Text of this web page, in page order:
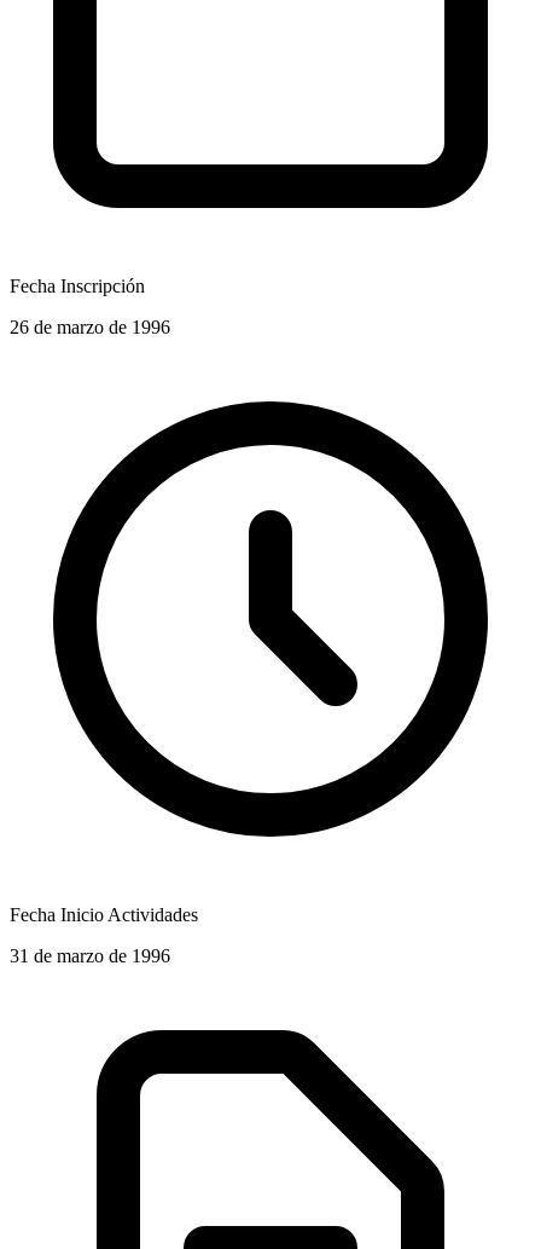
Fecha Inscripción
26 de marzo de 1996
Fecha Inicio Actividades
31 de marzo de 1996